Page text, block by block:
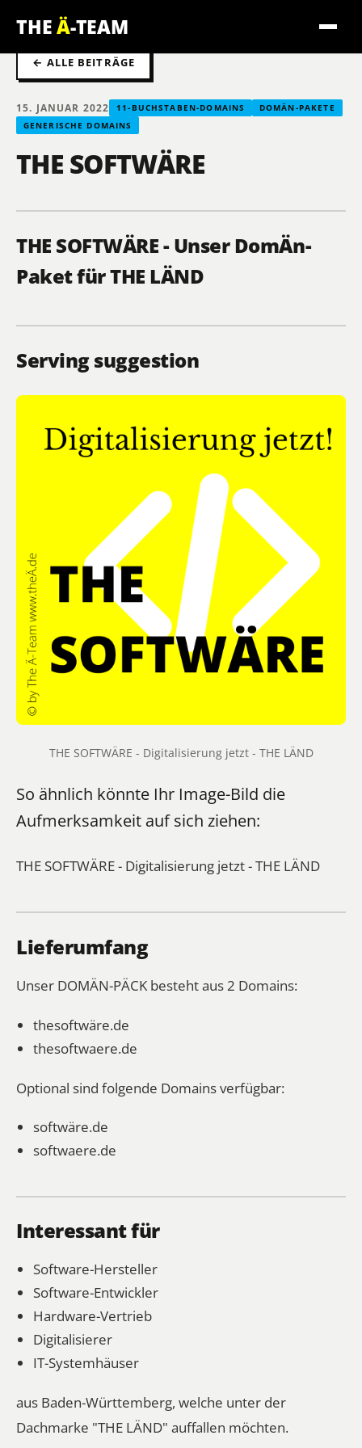
THEÄ-TEAM
← ALLE BEITRÄGE
15. JANUAR 2022 11-BUCHSTABEN-DOMAINS
DOMÄN-PAKETE
GENERISCHE DOMAINS
THE SOFTWÄRE
THE SOFTWÄRE - Unser DomÄn-
Paket für THE LÄND
Serving suggestion
THE SOFTWÄRE - Digitalisierung jetzt - THE LÄND
So ähnlich könnte Ihr Image-Bild die
Aufmerksamkeit auf sich ziehen:
THE SOFTWÄRE - Digitalisierung jetzt - THE LÄND
Lieferumfang
Unser DOMÄN-PÄCK besteht aus 2 Domains:
thesoftwäre.de
thesoftwaere.de
Optional sind folgende Domains verfügbar:
softwäre.de
softwaere.de
Interessant für
Software-Hersteller
Software-Entwickler
Hardware-Vertrieb
Digitalisierer
IT-Systemhäuser
aus Baden-Württemberg, welche unter der
Dachmarke "THE LÄND" auffallen möchten.